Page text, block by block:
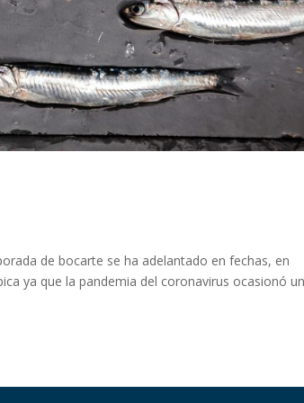
de bocarte se ha adelantado en fechas, en
ya que la pandemia del coronavirus ocasionó